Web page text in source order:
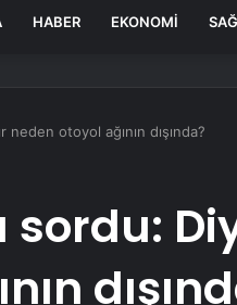
HABER EKONOMI
otoyol ağının dışında?
sordu: